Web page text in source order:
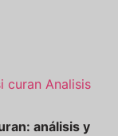
análisis y